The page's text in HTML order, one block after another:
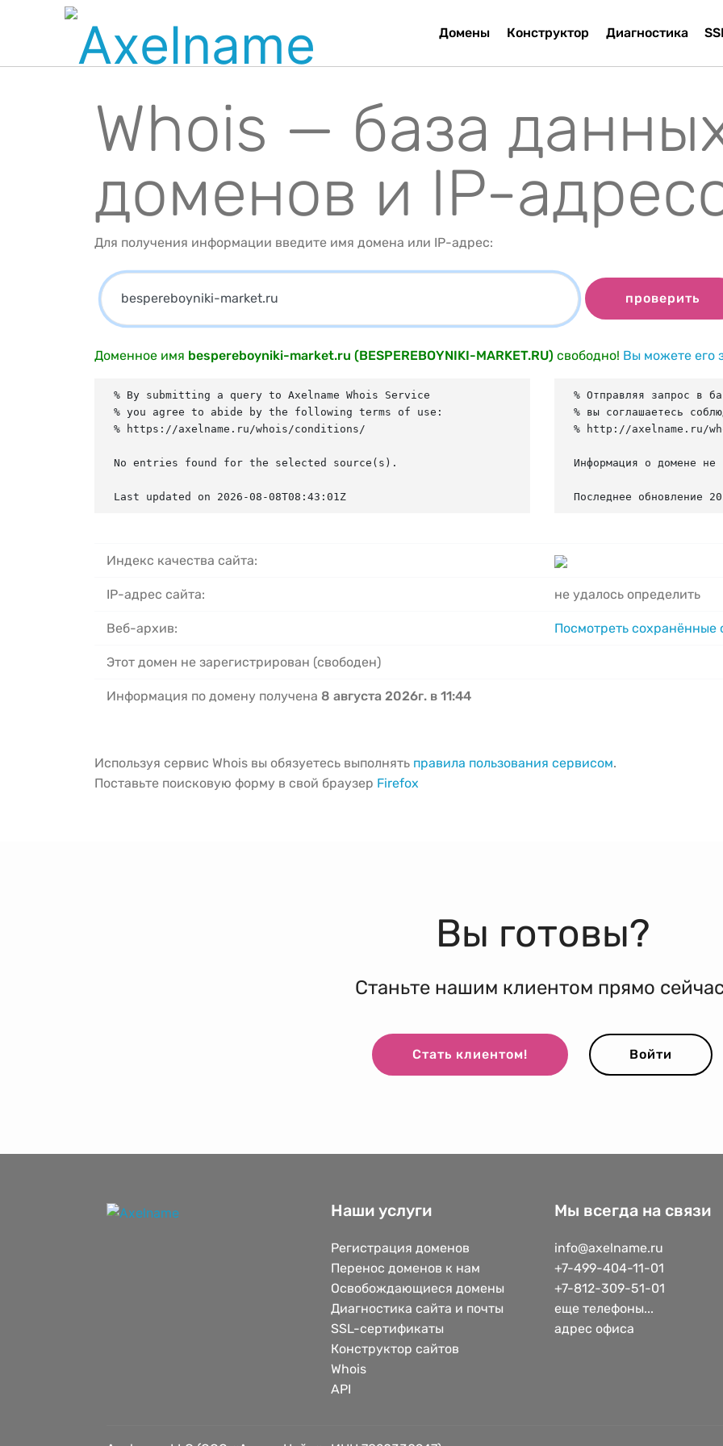
Домены Конструктор Диагностика
Whois — база
доменов и IP-
Для получения информации введите имя домена или IP-адрес:
проверить
Доменное имя bespereboyniki-market.ru (BESPEREBOYNIKI-MARKET.RU) свободно! Вы можете его
% By submitting a query to Axelname Whois Service
% you agree to abide by the following terms of use:
% https://axelname.ru/whois/conditions/
No entries found for the selected source(s).
Last updated on 2026-08-08T08:43:01Z
% Отправляя запрос в
% вы соглашаетесь
% http://axelname.ru/
Информация о домене не
Последнее обновление
Индекс качества сайта:
IP-адрес сайта: не удалось определить
Веб-архив: Посмотреть сохранённые
Этот домен не зарегистрирован (свободен)
Информация по домену получена 8 августа 2026г. в 11:44
Используя сервис Whois вы обязуетесь выполнять правила пользования сервисом.
Поставьте поисковую форму в свой браузер Firefox
Вы готовы?
Станьте нашим клиентом прямо
Стать клиентом! Войти
Наши услуги
Регистрация доменов
Перенос доменов к нам
Освобождающиеся домены
Диагностика сайта и почты
SSL-сертификаты
Конструктор сайтов
Whois
API
Мы всегда на связи
info@axelname.ru
+7-499-404-11-01
+7-812-309-51-01
еще телефоны...
адрес офиса